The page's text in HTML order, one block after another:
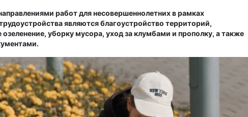
работ для несовершеннолетних в рамках
являются благоустройство территорий,
уборку мусора, уход за клумбами и прополку, а также